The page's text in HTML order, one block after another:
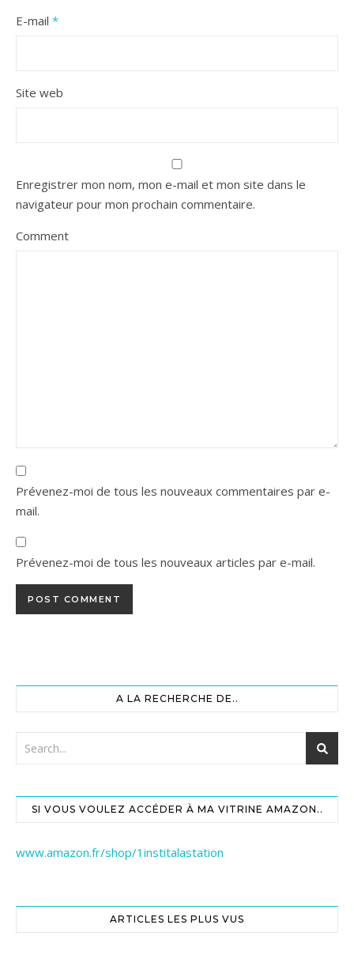
E-mail *
Site web
Enregistrer mon nom, mon e-mail et mon site dans le
navigateur pour mon prochain commentaire.
Comment
Prévenez-moi de tous les nouveaux commentaires par e-
mail.
Prévenez-moi de tous les nouveaux articles par e-mail.
A LA RECHERCHE DE..
SI VOUS VOULEZ ACCÉDER À MA VITRINE AMAZON..
www.amazon.fr/shop/1institalastation
ARTICLES LES PLUS VUS